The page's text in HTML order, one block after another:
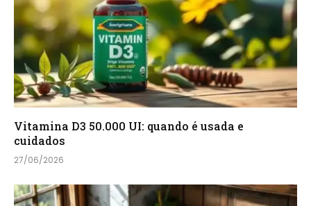
Vitamina D3 50.000 UI: quando é usada e
cuidados
27/06/2026